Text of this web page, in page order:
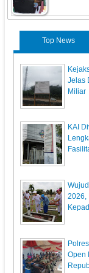
Top News
Jelas
Miliar
KAI
2026,
Open